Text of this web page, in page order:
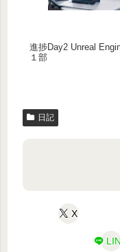
進捗Day2 Unreal
１部
日記
X